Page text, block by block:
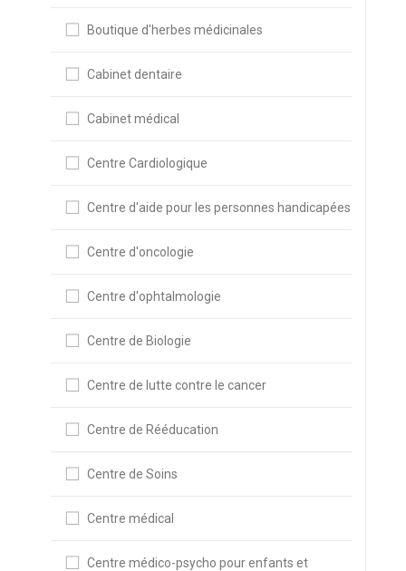
Boutique d'herbes médicinales
Cabinet dentaire
Cabinet médical
Centre Cardiologique
Centre d'aide pour les personnes handicapées
Centre d'oncologie
Centre d'ophtalmologie
Centre de Biologie
Centre de lutte contre le cancer
Centre de Rééducation
Centre de Soins
Centre médical
Centre médico-psycho pour enfants et